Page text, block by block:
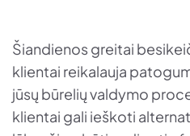
Šiandienos greitai
klientai reikalauja
jūsų būrelių valdymo
klientai gali ieškoti